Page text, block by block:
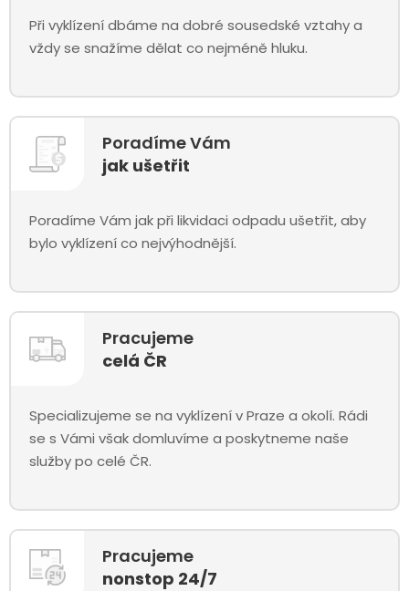
Při vyklízení dbáme na dobré sousedské vztahy a
vždy se snažíme dělat co nejméně hluku.
Poradíme Vám
jak ušetřit
Poradíme Vám jak při likvidaci odpadu ušetřit, aby
bylo vyklízení co nejvýhodnější.
Pracujeme
celá ČR
Specializujeme se na vyklízení v Praze a okolí. Rádi
se s Vámi však domluvíme a poskytneme naše
služby po celé ČR.
Pracujeme
nonstop 24/7